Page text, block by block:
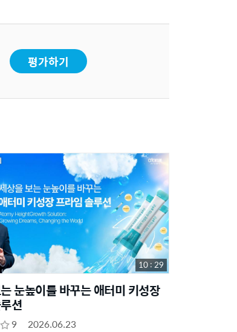
평가하기
눈높이를 바꾸는 애터미 키성장
션
9 2026.06.23
10 : 29